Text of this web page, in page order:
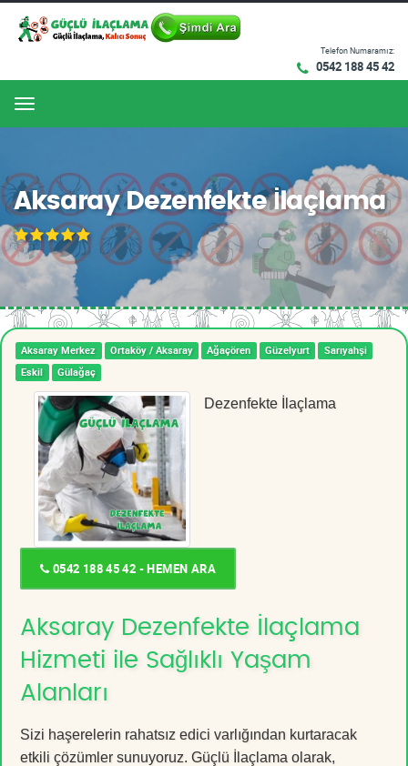
Telefon Numaramız:
0542 188 45 42
Menu
Aksaray Dezenfekte İlaçlama
Aksaray Merkez Ortaköy / Aksaray Ağaçören Güzelyurt
Sarıyahşi
Eskil
Gülağaç
Dezenfekte İlaçlama
0542 188 45 42 - HEMEN ARA
Aksaray Dezenfekte İlaçlama
Hizmeti ile Sağlıklı Yaşam
Alanları
Sizi haşerelerin rahatsız edici varlığından kurtaracak
etkili çözümler sunuyoruz. Güçlü İlaçlama olarak,